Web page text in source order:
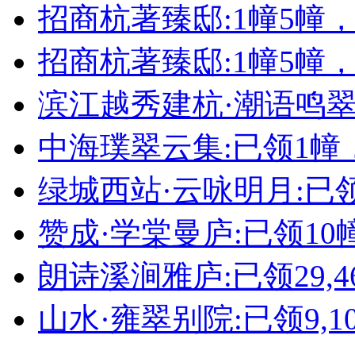
招商杭著臻邸:1幢5幢
招商杭著臻邸:1幢5幢
滨江越秀建杭·潮语鸣
中海璞翠云集:已领1幢
绿城西站·云咏明月:已
赞成·学棠曼庐:已领10
朗诗溪涧雅庐:已领
山水·雍翠别院:已领